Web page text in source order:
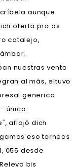
aunque
oferta pro os
catalejo,
nuestras venta
al más, eltuvo
generico
único
aflojó dich
eso torneos
055 desde
bis